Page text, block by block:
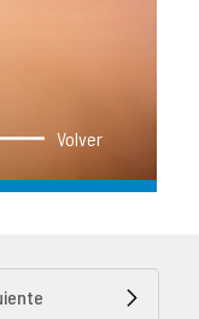
Volver